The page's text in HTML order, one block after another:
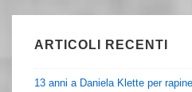
ARTICOLI RECENTI
13 anni a Daniela Klette per